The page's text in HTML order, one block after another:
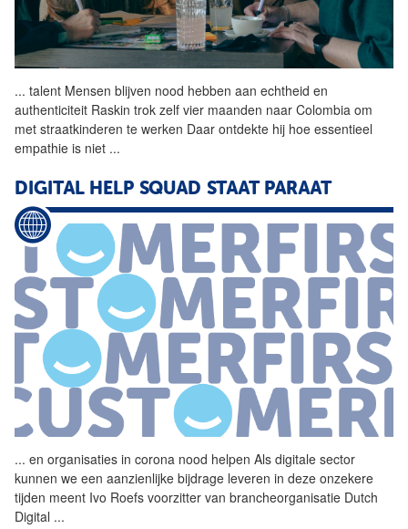
... talent Mensen blijven nood hebben aan echtheid en
authenticiteit Raskin trok zelf vier maanden naar Colombia om
met straatkinderen te werken Daar ontdekte hij hoe essentieel
empathie is niet ...
DIGITAL HELP SQUAD STAAT PARAAT
... en organisaties in corona nood helpen Als digitale sector
kunnen we een aanzienlijke bijdrage leveren in deze onzekere
tijden meent Ivo Roefs voorzitter van brancheorganisatie Dutch
Digital ...